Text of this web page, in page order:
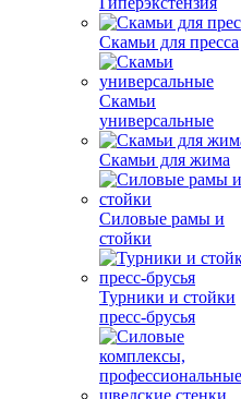
Скамьи для пресса
Скамьи
универсальные
Скамьи для жима
Силовые рамы и
стойки
Турники и стойки
пресс-брусья